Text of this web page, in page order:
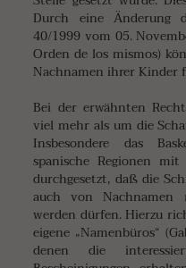
Durch eine Änderung
40/1999 vom 05.
Orden de los mismos)
Nachnamen ihrer Kinder
Bei der erwähnten
viel mehr als um die
Insbesondere das
spanische Regionen
durchgesetzt, daß die
auch von Nachnamen
werden dürfen. Hierzu
eigene „Namenbüros“
denen die